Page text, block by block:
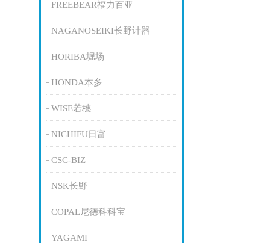
FREEBEAR福力百亚
NAGANOSEIKI长野计器
HORIBA堀场
HONDA本多
WISE若穗
NICHIFU日富
CSC-BIZ
NSK长野
COPAL尼德科科宝
YAGAMI